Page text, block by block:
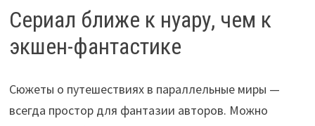
Сериал ближе к нуару, чем к
экшен-фантастике
Сюжеты о путешествиях в параллельные миры —
всегда простор для фантазии авторов. Можно